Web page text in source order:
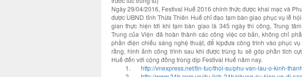
Ngày 29/04/2016, Festival Huế 2016 chính thức được khai mạc và
được UBND tỉnh Thừa Thiên Huế chỉ đạo tạm bàn giao phục vụ lễ
gian thực hiện tới khi tạm bàn giao là 345 ngày thi công, Trung
Trung của Viện đã hoàn thành các công việc cơ bản, không chỉ
phần điện chiếu sáng nghệ thuật, để kịpđưa công trình vào phục
rằng, hình ảnh công trình sau khi được trùng tu sẽ góp phần tích
Huế đến với cộng đồng trong dịp Festival Huế năm nay.
1.http://vnexpress.net/tin-tuc/thoi-su/phu-van-lau-o-kinh-